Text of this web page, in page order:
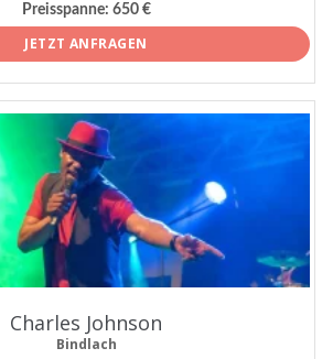
Preisspanne: 650 €
JETZT ANFRAGEN
Charles Johnson
Bindlach